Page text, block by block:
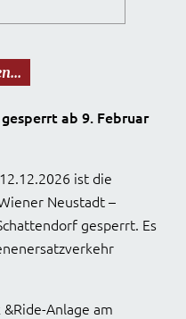
ab 9. Februar
ist die
Neustadt –
gesperrt. Es
Anlage am